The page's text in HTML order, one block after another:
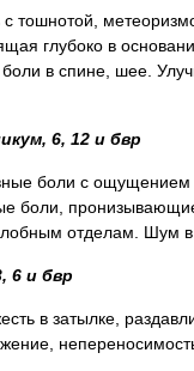
с тошнотой,
глубоко в
боли в спине, шее.
6, 12 и бвр
боли с ощущением
боли,
отделам. Шум в
6 и бвр
в затылке,